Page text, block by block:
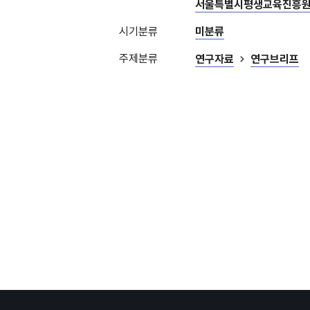
서울특별시평생교육진흥원
시기분류 미분류
주제분류 연구자료 연구브리프